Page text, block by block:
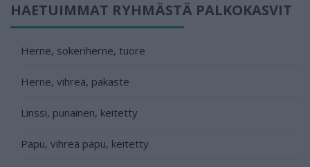
HAETUIMMAT RYHMÄSTÄ PALKOKASVIT
Herne, sokeriherne, tuore
Herne, vihreä, pakaste
Linssi, punainen, keitetty
Papu, vihreä papu, keitetty